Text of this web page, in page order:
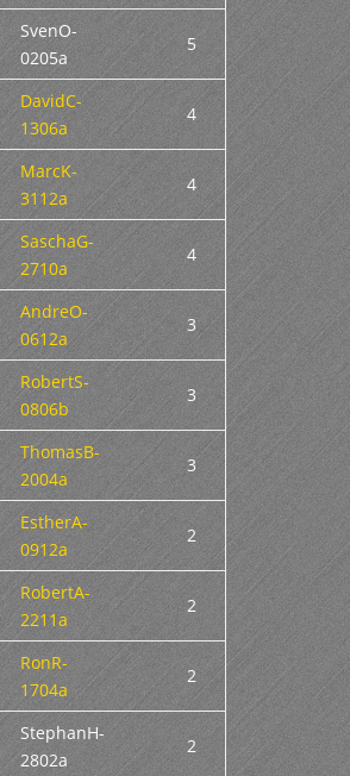
SvenO-
0205a
5
DavidC-
1306a
4
MarcK-
3112a
4
SaschaG-
2710a
4
AndreO-
0612a
3
RobertS-
0806b
3
ThomasB-
2004a
3
EstherA-
0912a
2
RobertA-
2211a
2
RonR-
1704a
2
StephanH-
2802a
2